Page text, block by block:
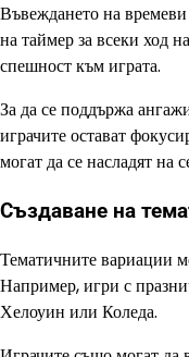
Въвеждането на
на таймер за всеки ход
спешност към играта.
За да се поддържа
играчите остават
могат да се насладят на
Създаване на
Тематичните вариации
Например, игри с
Хелоуин или Коледа.